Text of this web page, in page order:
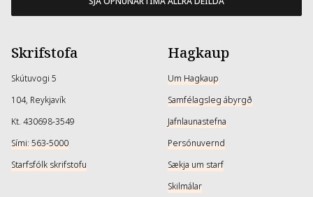
Skrifstofa
Skútuvogi 5
104, Reykjavík
Kt. 430698-3549
Sími: 563-5000
Starfsfólk skrifstofu
Hagkaup
Um Hagkaup
Samfélagsleg ábyrgð
Jafnlaunastefna
Persónuvernd
Sækja um starf
Skilmálar